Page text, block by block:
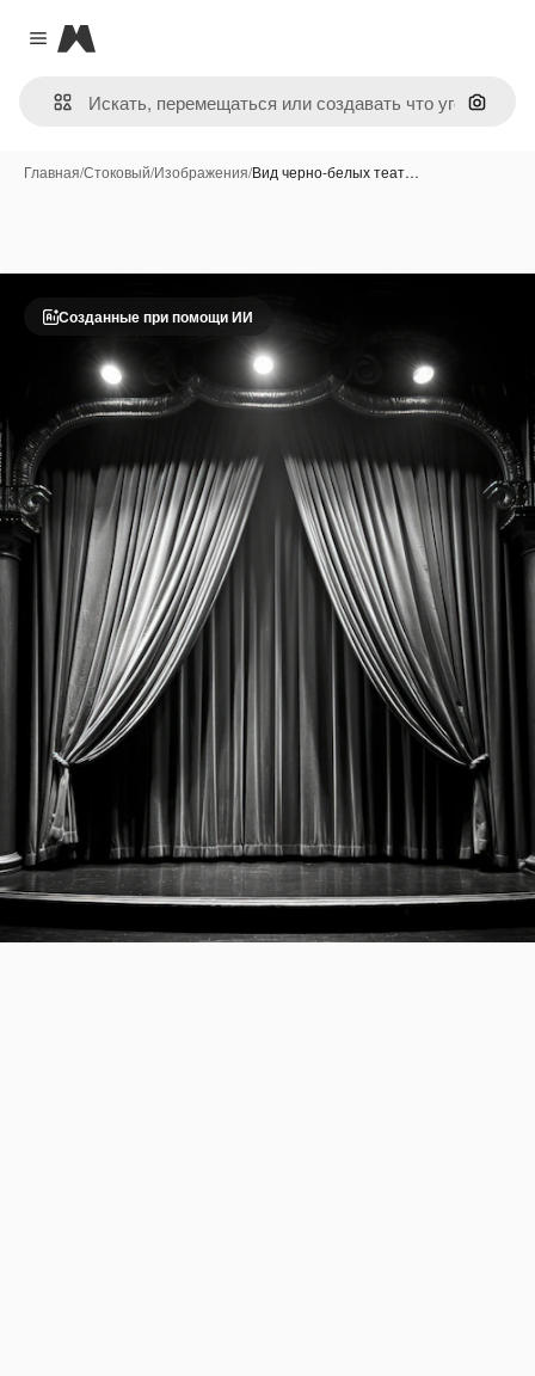
Close menu
Magnific
Поиск
Главная/Стоковый/Изображения/Вид черно-белых теат…
Созданные при помощи ИИ